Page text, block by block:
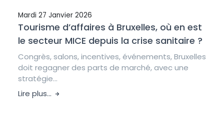
Mardi 27 Janvier 2026
Tourisme d’affaires à Bruxelles, où en est
le secteur MICE depuis la crise sanitaire ?
Congrès, salons, incentives, événements, Bruxelles
doit regagner des parts de marché, avec une
stratégie...
Lire plus...